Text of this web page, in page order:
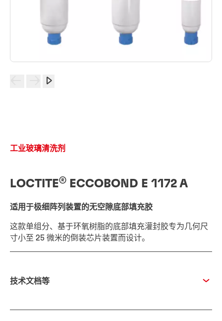
工业玻璃清洗剂
LOCTITE® ECCOBOND E 1172 A
适用于极细阵列装置的无空隙底部填充胶
这款单组分、基于环氧树脂的底部填充灌封胶专为几何尺
寸小至 25 微米的倒装芯片装置而设计。
技术文档等